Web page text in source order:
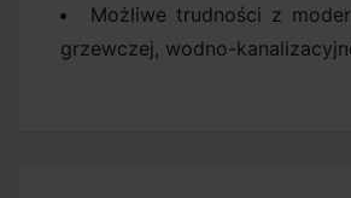
Możliwe trudności z
grzewczej, wodno-